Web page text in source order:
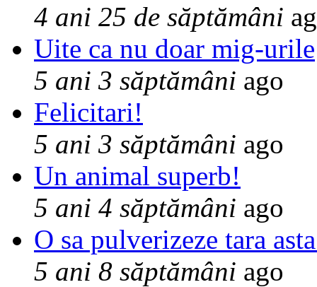
4 ani 25 de săptămâni
Uite ca nu doar mig-urile
5 ani 3 săptămâni ago
Felicitari!
5 ani 3 săptămâni ago
Un animal superb!
5 ani 4 săptămâni ago
O sa pulverizeze tara
5 ani 8 săptămâni ago